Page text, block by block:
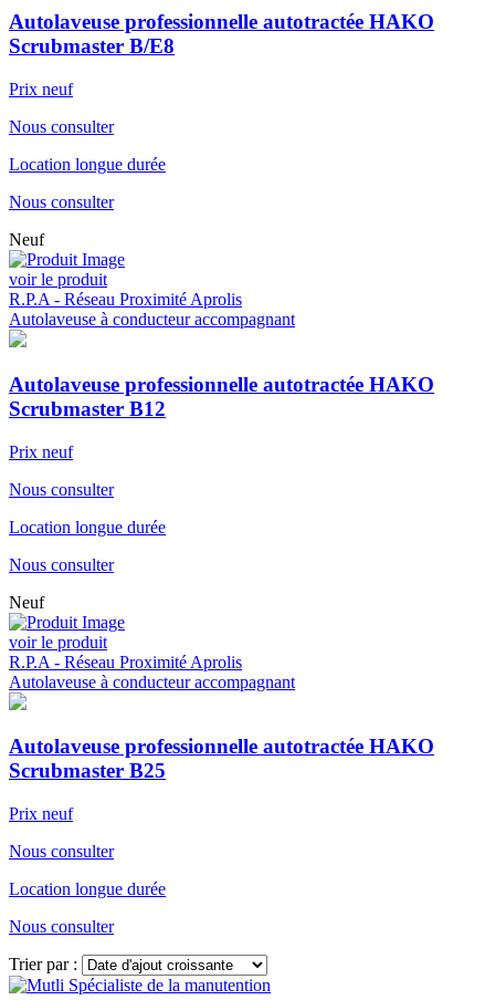
Autolaveuse professionnelle autotractée HAKO
Scrubmaster B/E8
Prix neuf
Nous consulter
Location longue durée
Nous consulter
Neuf
voir le produit
R.P.A - Réseau Proximité Aprolis
Autolaveuse à conducteur accompagnant
Autolaveuse professionnelle autotractée HAKO
Scrubmaster B12
Prix neuf
Nous consulter
Location longue durée
Nous consulter
Neuf
voir le produit
R.P.A - Réseau Proximité Aprolis
Autolaveuse à conducteur accompagnant
Autolaveuse professionnelle autotractée HAKO
Scrubmaster B25
Prix neuf
Nous consulter
Location longue durée
Nous consulter
Trier par :